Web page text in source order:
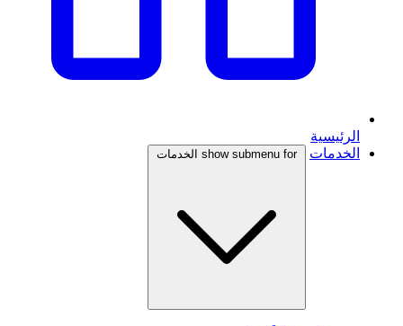
الرئيسية
الخدمات
show submenu for الخدمات